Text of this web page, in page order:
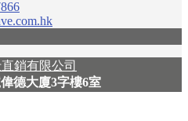
銷有限公司
德大廈3字樓6室